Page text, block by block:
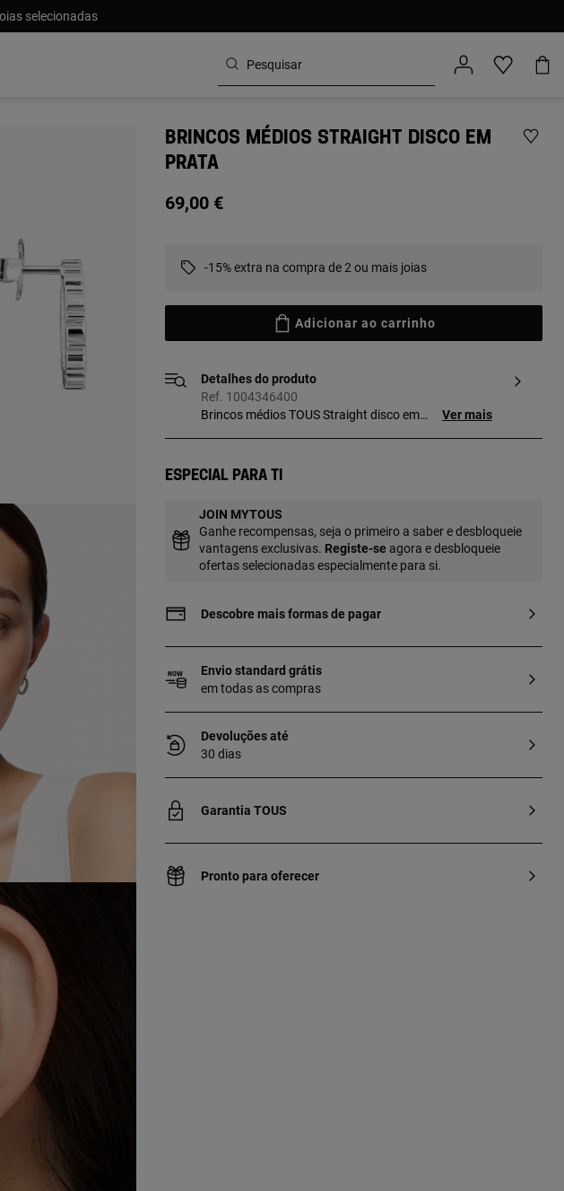
selecionadas
BRINCOS MÉDIOS STRAIGHT DISCO EM
PRATA
69,00 €
-15% extra na compra de 2 ou mais joias
Adicionar ao carrinho
Detalhes do produto
Ref. 1004346400
Brincos médios TOUS Straight disco em
Ver mais
Especial para ti
JOIN MYTOUS
Ganhe recompensas, seja o primeiro a saber e desbloqueie
vantagens exclusivas. Registe-se agora e desbloqueie
ofertas selecionadas especialmente para si.
Descobre mais formas de pagar
Envio standard grátis
em todas as compras
Devoluções até
30 dias
Garantia TOUS
Pronto para oferecer